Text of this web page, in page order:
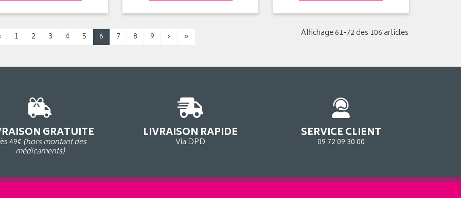
1 2 3 4 5 6 7 8 9 › » Affichage 61-72 des 106 articles
GRATUITE
49€ (hors montant des
médicaments)
LIVRAISON RAPIDE
Via DPD
SERVICE CLIENT
09 72 09 30 00